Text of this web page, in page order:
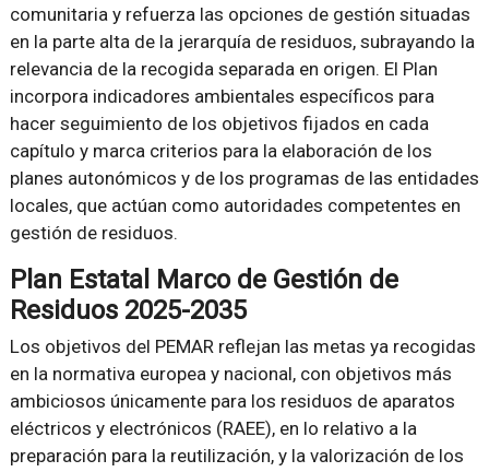
comunitaria y refuerza las opciones de gestión situadas
en la parte alta de la jerarquía de residuos, subrayando la
relevancia de la recogida separada en origen. El Plan
incorpora indicadores ambientales específicos para
hacer seguimiento de los objetivos fijados en cada
capítulo y marca criterios para la elaboración de los
planes autonómicos y de los programas de las entidades
locales, que actúan como autoridades competentes en
gestión de residuos.
Plan Estatal Marco de Gestión de
Residuos 2025-2035
Los objetivos del PEMAR reflejan las metas ya recogidas
en la normativa europea y nacional, con objetivos más
ambiciosos únicamente para los residuos de aparatos
eléctricos y electrónicos (RAEE), en lo relativo a la
preparación para la reutilización, y la valorización de los